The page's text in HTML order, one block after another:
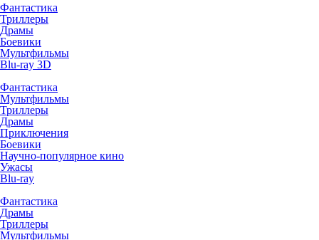
Фантастика
Триллеры
Драмы
Боевики
Мультфильмы
Blu-ray 3D
Фантастика
Мультфильмы
Триллеры
Драмы
Приключения
Боевики
Научно-популярное кино
Ужасы
Blu-ray
Фантастика
Драмы
Триллеры
Мультфильмы